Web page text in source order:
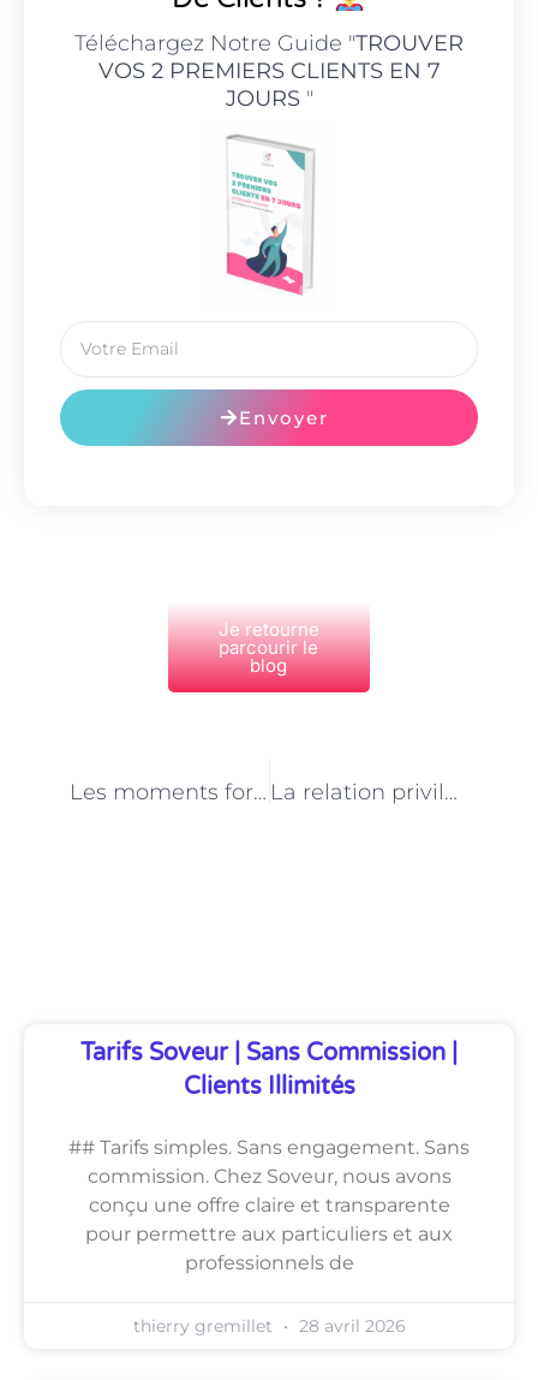
Téléchargez Notre Guide "TROUVER
VOS 2 PREMIERS CLIENTS EN 7
JOURS"
Envoyer
Je retourne
parcourir le
blog
Les moments forts de la journée d’un agent animalier en refuge à Paris La relation privilégiée entre les agents animaliers et les animaux en refuge à Paris
Tarifs Soveur | Sans Commission |
Clients Illimités
## Tarifs simples. Sans engagement. Sans
commission. Chez Soveur, nous avons
conçu une offre claire et transparente
pour permettre aux particuliers et aux
professionnels de
thierry gremillet 28 avril 2026